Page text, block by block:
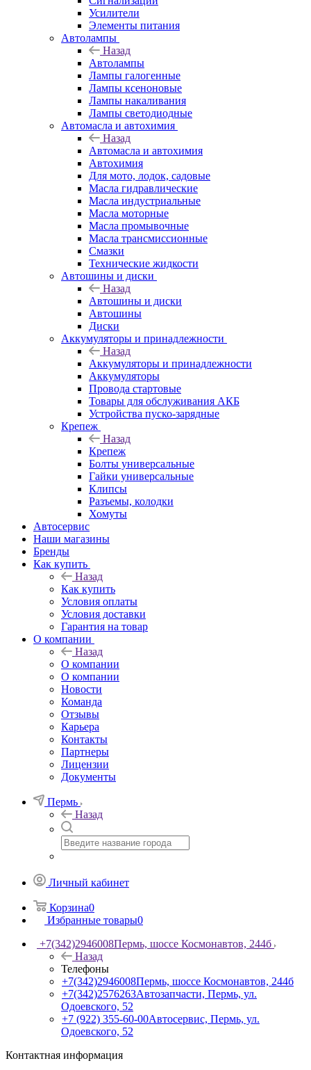
Усилители
Элементы питания
Автолампы
Назад
Автолампы
Лампы галогенные
Лампы ксеноновые
Лампы накаливания
Лампы светодиодные
Автомасла и автохимия
Назад
Автомасла и автохимия
Автохимия
Для мото, лодок, садовые
Масла гидравлические
Масла индустриальные
Масла моторные
Масла промывочные
Масла трансмиссионные
Смазки
Технические жидкости
Автошины и диски
Назад
Автошины и диски
Автошины
Диски
Аккумуляторы и принадлежности
Назад
Аккумуляторы и принадлежности
Аккумуляторы
Провода стартовые
Товары для обслуживания АКБ
Устройства пуско-зарядные
Крепеж
Назад
Крепеж
Болты универсальные
Гайки универсальные
Клипсы
Разъемы, колодки
Хомуты
Автосервис
Наши магазины
Бренды
Как купить
Назад
Как купить
Условия оплаты
Условия доставки
Гарантия на товар
О компании
Назад
О компании
О компании
Новости
Команда
Отзывы
Карьера
Контакты
Партнеры
Лицензии
Документы
Пермь
Назад
Личный кабинет
Корзина0
Избранные товары0
+7(342)2946008Пермь, шоссе Космонавтов, 244б
Назад
Телефоны
+7(342)2946008Пермь, шоссе Космонавтов, 244б
+7(342)2576263Автозапчасти, Пермь, ул.
Одоевского, 52
+7 (922) 355-60-00Автосервис, Пермь, ул.
Одоевского, 52
Контактная информация